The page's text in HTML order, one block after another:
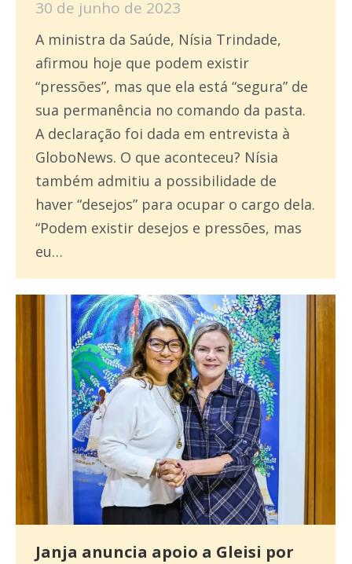
30 de junho de 2023
A ministra da Saúde, Nísia Trindade,
afirmou hoje que podem existir
“pressões”, mas que ela está “segura” de
sua permanência no comando da pasta.
A declaração foi dada em entrevista à
GloboNews. O que aconteceu? Nísia
também admitiu a possibilidade de
haver “desejos” para ocupar o cargo dela.
“Podem existir desejos e pressões, mas
eu…
Janja anuncia apoio a Gleisi por